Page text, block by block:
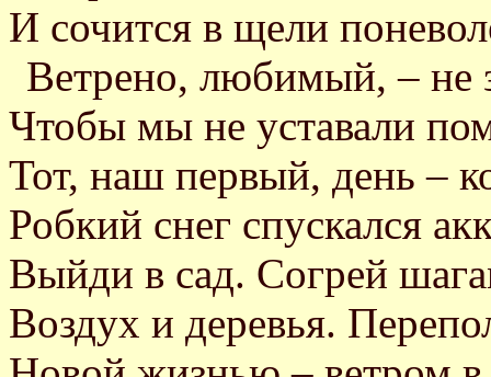
И сочится в щели
Ветрено, любимый, – не
Чтобы мы не уставали
Тот, наш первый, день –
Робкий снег спускался
Выйди в сад. Согрей
Воздух и деревья.